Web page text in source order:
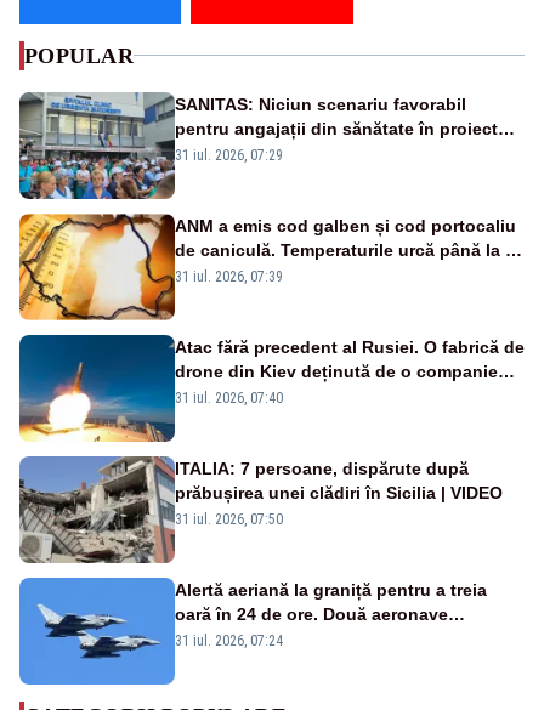
POPULAR
SANITAS: Niciun scenariu favorabil
pentru angajații din sănătate în proiectul
Legii salarizării
31 iul. 2026, 07:29
ANM a emis cod galben și cod portocaliu
de caniculă. Temperaturile urcă până la 38
de grade, iar nopțile devin tropicale
31 iul. 2026, 07:39
Atac fără precedent al Rusiei. O fabrică de
drone din Kiev deținută de o companie
americană, distrusă de o rachetă
31 iul. 2026, 07:40
ITALIA: 7 persoane, dispărute după
prăbușirea unei clădiri în Sicilia | VIDEO
31 iul. 2026, 07:50
Alertă aeriană la graniță pentru a treia
oară în 24 de ore. Două aeronave
Eurofighter britanice au fost ridicate de la
31 iul. 2026, 07:24